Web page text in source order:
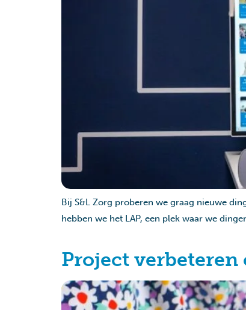
Bij S&L Zorg proberen we graag nieuwe
hebben we het LAP, een plek waar we
Project